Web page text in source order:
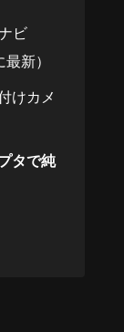
ビ
新）
けカメ
タで純